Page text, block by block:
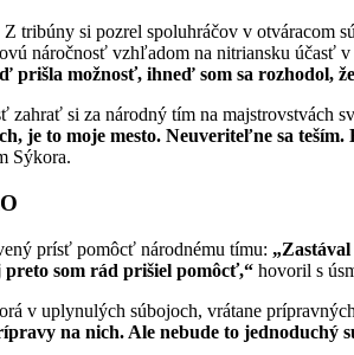
tribúny si pozrel spoluhráčov v otváracom
náročnosť vzhľadom na nitriansku účasť
prišla možnosť, ihneď som sa rozhodol,
si za národný tím na majstrovstvách
je to moje mesto. Neuveriteľne sa
Sýkora.
prísť pomôcť národnému tímu:
som rád prišiel pomôcť,“ hovoril s
v uplynulých súbojoch, vrátane
na nich. Ale nebude to jednoduchý